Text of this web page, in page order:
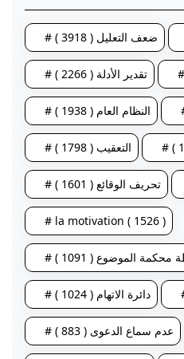
# ضعف التعليل ( 3918 )
# تقدير الأدلة ( 2266 )
# النظام العام ( 1938 )
# التعقيب ( 1798 )
# تحريف الوقائع ( 1601 )
# la motivation ( 1526 )
محكمة الموضوع ( 1091 )
# دائرة الاتهام ( 1024 )
# عدم سماع الدعوى ( 883 )